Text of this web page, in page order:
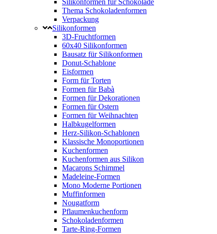
Silikonformen für Schokolade
Thema Schokoladenformen
Verpackung
Silikonformen
3D-Fruchtformen
60x40 Silikonformen
Bausatz für Silikonformen
Donut-Schablone
Eisformen
Form für Torten
Formen für Babà
Formen für Dekorationen
Formen für Ostern
Formen für Weihnachten
Halbkugelformen
Herz-Silikon-Schablonen
Klassische Monoportionen
Kuchenformen
Kuchenformen aus Silikon
Macarons Schimmel
Madeleine-Formen
Mono Moderne Portionen
Muffinformen
Nougatform
Pflaumenkuchenform
Schokoladenformen
Tarte-Ring-Formen